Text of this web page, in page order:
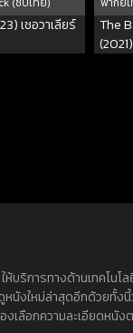
เชอวาเลียร์
The
ให้บริการทางด้านเทคโน
นังใหม่ล่าสุดอีกด้วยทั้ง
งเลือกความละเอียดหนั